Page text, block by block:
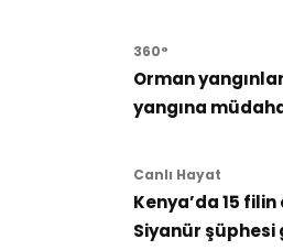
360°
Orman
yangına
Canlı Hayat
Kenya’da 15
Siyanür şüphesi